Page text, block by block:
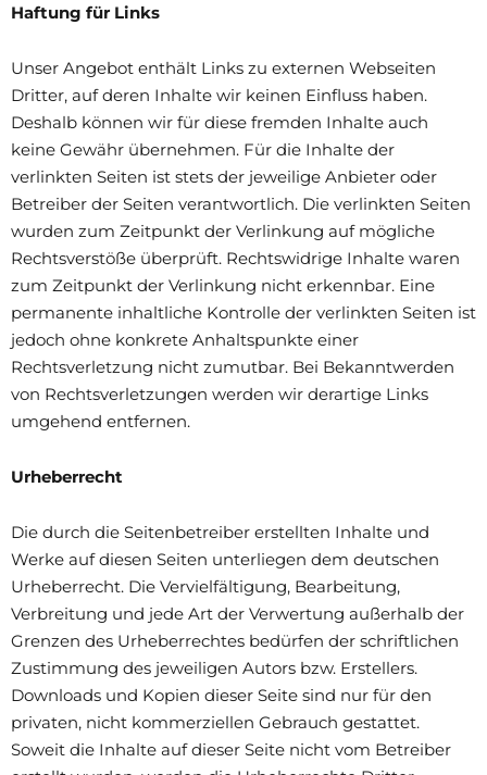
Haftung für Links
Unser Angebot enthält Links zu externen Webseiten
Dritter, auf deren Inhalte wir keinen Einfluss haben.
Deshalb können wir für diese fremden Inhalte auch
keine Gewähr übernehmen. Für die Inhalte der
verlinkten Seiten ist stets der jeweilige Anbieter oder
Betreiber der Seiten verantwortlich. Die verlinkten Seiten
wurden zum Zeitpunkt der Verlinkung auf mögliche
Rechtsverstöße überprüft. Rechtswidrige Inhalte waren
zum Zeitpunkt der Verlinkung nicht erkennbar. Eine
permanente inhaltliche Kontrolle der verlinkten Seiten ist
jedoch ohne konkrete Anhaltspunkte einer
Rechtsverletzung nicht zumutbar. Bei Bekanntwerden
von Rechtsverletzungen werden wir derartige Links
umgehend entfernen.
Urheberrecht
Die durch die Seitenbetreiber erstellten Inhalte und
Werke auf diesen Seiten unterliegen dem deutschen
Urheberrecht. Die Vervielfältigung, Bearbeitung,
Verbreitung und jede Art der Verwertung außerhalb der
Grenzen des Urheberrechtes bedürfen der schriftlichen
Zustimmung des jeweiligen Autors bzw. Erstellers.
Downloads und Kopien dieser Seite sind nur für den
privaten, nicht kommerziellen Gebrauch gestattet.
Soweit die Inhalte auf dieser Seite nicht vom Betreiber